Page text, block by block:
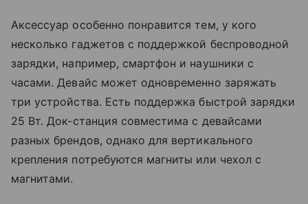
Аксессуар особенно понравится тем, у кого
несколько гаджетов с поддержкой беспроводной
зарядки, например, смартфон и наушники с
часами. Девайс может одновременно заряжать
три устройства. Есть поддержка быстрой зарядки
25 Вт. Док-станция совместима с девайсами
разных брендов, однако для вертикального
крепления потребуются магниты или чехол с
магнитами.